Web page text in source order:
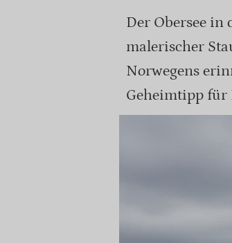
Der Obersee
malerischer
Norwegens
Geheimtipp für